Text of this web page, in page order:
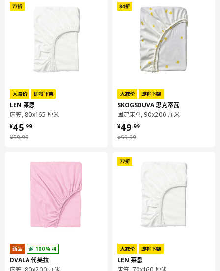
大减价 即将下架
LEN 莱恩
床笠, 80x165 厘米
¥59.99
¥ 59.99
¥45.99
¥ 45.99
新品 100% 棉
DVALA 代芙拉
床笠, 80x200 厘米
大减价 即将下架
SKOGSDUVA 思克蒂瓦
固定床单, 90x200 厘米
¥59.99
¥ 59.99
¥49.99
¥ 49.99
大减价 即将下架
LEN 莱恩
床笠, 70x160 厘米